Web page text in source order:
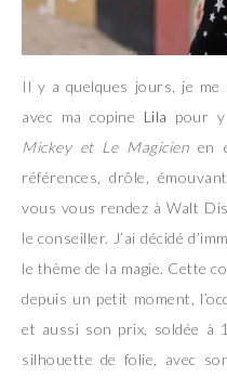
Il y a quelques jours, je me
avec ma copine Lila pour
Mickey et Le Magicien en
références, drôle,
vous vous rendez à Walt
le conseiller. J’ai décidé
le thème de la magie. Cette
depuis un petit moment,
et aussi son prix, soldée à
silhouette de folie, avec